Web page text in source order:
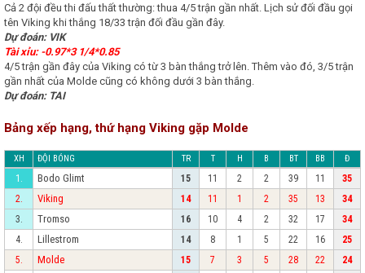
Cả 2 đội đều thi đấu thất thường: thua 4/5 trận gần nhất. Lịch sử đối đầu gọi
tên Viking khi thắng 18/33 trận đối đầu gần đây.
Dự đoán: VIK
Tài xỉu: -0.97*3 1/4*0.85
4/5 trận gần đây của Viking có từ 3 bàn thắng trở lên. Thêm vào đó, 3/5 trận
gần nhất của Molde cũng có không dưới 3 bàn thắng.
Dự đoán: TAI
Bảng xếp hạng, thứ hạng Viking gặp Molde
XH ĐỘI BÓNG TR T H B BT BB Đ
1. Bodo Glimt 15 11 2 2 39 11
35
2.
Viking 14 11 1 2 35 13
34
3.
Tromso 16 10 4 2 32 17
34
4.
Lillestrom 14 8 1 5 22 16
25
5.
Molde 15 7 3 5 28 22
24